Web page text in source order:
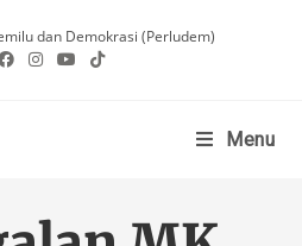
dan Demokrasi (Perludem)
Menu